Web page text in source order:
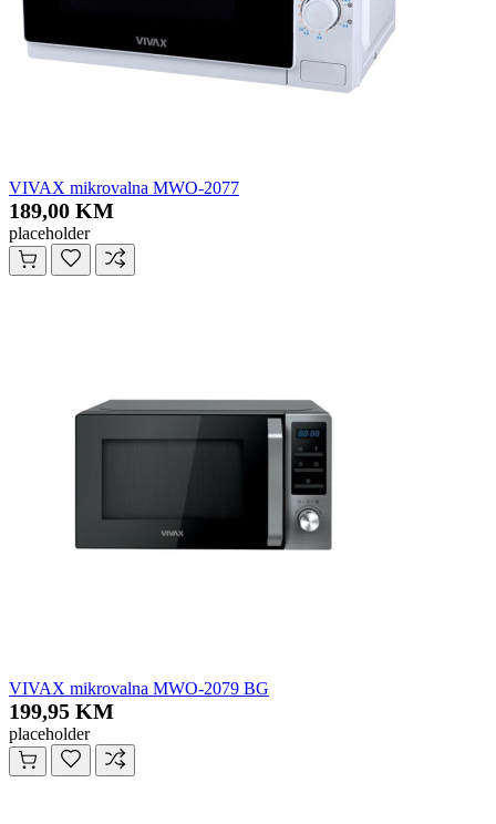
VIVAX mikrovalna MWO-2077
189,00 KM
placeholder
VIVAX mikrovalna MWO-2079 BG
199,95 KM
placeholder